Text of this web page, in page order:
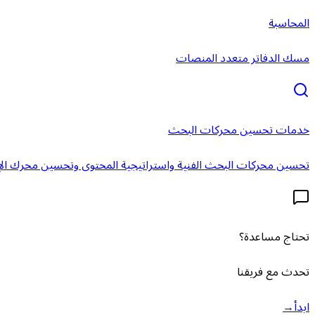
المحاسبة
مسك الدفاتر متعدد المنصات
خدمات تحسين محركات البحث
تحسين محركات البحث الفنية واستراتيجية المحتوى وتحسين محرك
تحتاج مساعدة؟
تحدث مع فريقنا
ابدأ→